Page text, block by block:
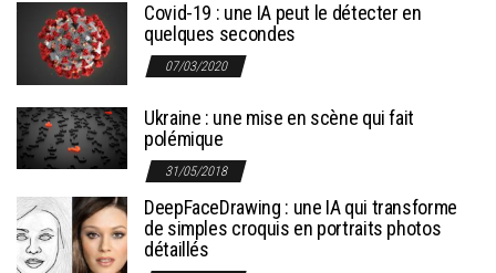
Covid-19 : une IA peut le détecter en
quelques secondes
07/03/2020
Ukraine : une mise en scène qui fait
polémique
31/05/2018
DeepFaceDrawing : une IA qui transforme
de simples croquis en portraits photos
détaillés